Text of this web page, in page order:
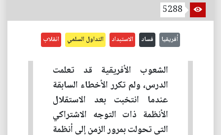
5288
أفريقيا فساد الاستبداد التداول السلمي انقلاب
الشعوب الأفريقية قد تعلمت
الدرس، ولم تكرر الأخطاء السابقة
عندما انتخبت بعد الاستقلال
الأنظمة ذات التوجه الاشتراكي
التي تحولت بمرور الزمن إلى أنظمة